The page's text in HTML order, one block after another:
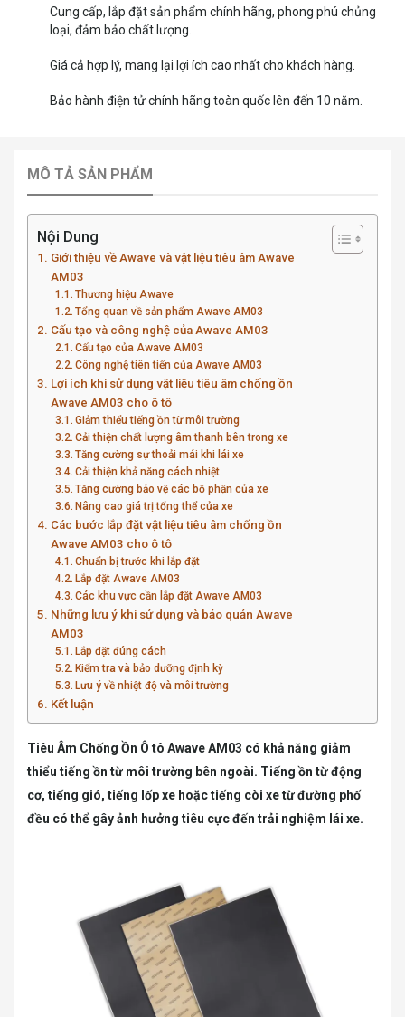
Cung cấp, lắp đặt sản phẩm chính hãng, phong phú chủng
loại, đảm bảo chất lượng.
Giá cả hợp lý, mang lại lợi ích cao nhất cho khách hàng.
Bảo hành điện tử chính hãng toàn quốc lên đến 10 năm.
MÔ TẢ SẢN PHẨM
Nội Dung
Giới thiệu về Awave và vật liệu tiêu âm Awave
AM03
Thương hiệu Awave
Tổng quan về sản phẩm Awave AM03
Cấu tạo và công nghệ của Awave AM03
Cấu tạo của Awave AM03
Công nghệ tiên tiến của Awave AM03
Lợi ích khi sử dụng vật liệu tiêu âm chống ồn
Awave AM03 cho ô tô
Giảm thiểu tiếng ồn từ môi trường
Cải thiện chất lượng âm thanh bên trong xe
Tăng cường sự thoải mái khi lái xe
Cải thiện khả năng cách nhiệt
Tăng cường bảo vệ các bộ phận của xe
Nâng cao giá trị tổng thể của xe
Các bước lắp đặt vật liệu tiêu âm chống ồn
Awave AM03 cho ô tô
Chuẩn bị trước khi lắp đặt
Lắp đặt Awave AM03
Các khu vực cần lắp đặt Awave AM03
Những lưu ý khi sử dụng và bảo quản Awave
AM03
Lắp đặt đúng cách
Kiểm tra và bảo dưỡng định kỳ
Lưu ý về nhiệt độ và môi trường
Kết luận
Tiêu Âm Chống Ồn Ô tô Awave AM03 có khả năng giảm
thiểu tiếng ồn từ môi trường bên ngoài. Tiếng ồn từ động
cơ, tiếng gió, tiếng lốp xe hoặc tiếng còi xe từ đường phố
đều có thể gây ảnh hưởng tiêu cực đến trải nghiệm lái xe.